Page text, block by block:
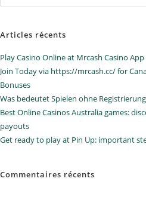
Articles récents
Play Casino Online at Mrcash Casino
Join Today via https://mrcash.cc/ for
Bonuses
Was bedeutet Spielen ohne
Best Online Casinos Australia games:
payouts
Get ready to play at Pin Up: important
Commentaires récents